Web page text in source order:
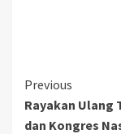
Continue
Reading
Previous
Rayakan Ulang
dan Kongres